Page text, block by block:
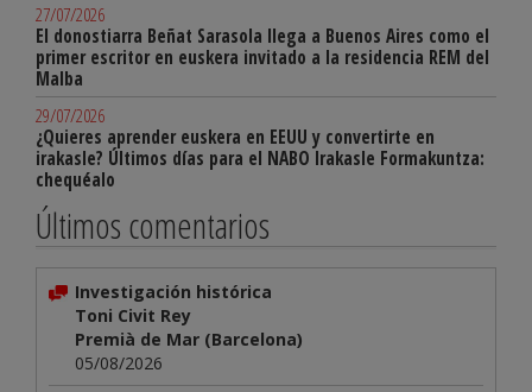
27/07/2026
El donostiarra Beñat Sarasola llega a Buenos Aires como el
primer escritor en euskera invitado a la residencia REM del
Malba
29/07/2026
¿Quieres aprender euskera en EEUU y convertirte en
irakasle? Últimos días para el NABO Irakasle Formakuntza:
chequéalo
Últimos comentarios
Investigación histórica
Toni Civit Rey
Premià de Mar (Barcelona)
05/08/2026